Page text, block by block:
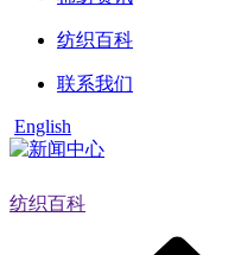
纺织百科
联系我们
English
纺织百科